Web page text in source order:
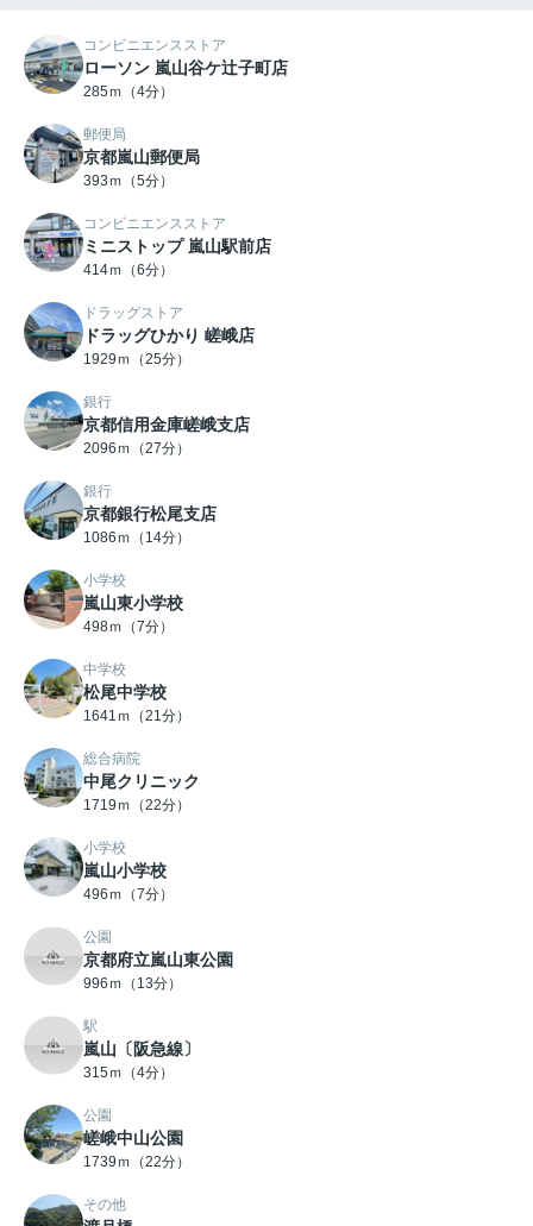
コンビニエンスストア
ローソン 嵐山谷ケ辻子町店
285ｍ（4分）
郵便局
京都嵐山郵便局
393ｍ（5分）
コンビニエンスストア
ミニストップ 嵐山駅前店
414ｍ（6分）
ドラッグストア
ドラッグひかり 嵯峨店
1929ｍ（25分）
銀行
京都信用金庫嵯峨支店
2096ｍ（27分）
銀行
京都銀行松尾支店
1086ｍ（14分）
小学校
嵐山東小学校
498ｍ（7分）
中学校
松尾中学校
1641ｍ（21分）
総合病院
中尾クリニック
1719ｍ（22分）
小学校
嵐山小学校
496ｍ（7分）
公園
京都府立嵐山東公園
996ｍ（13分）
駅
嵐山〔阪急線〕
315ｍ（4分）
公園
嵯峨中山公園
1739ｍ（22分）
その他